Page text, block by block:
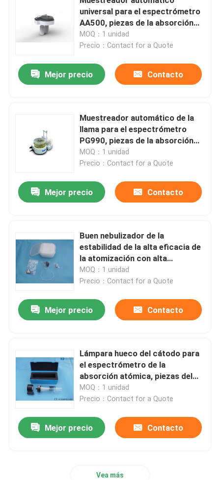
Inicio
Contactos
Espectrofotómetro de la absorción atómica
Espectrómetro de la absorción atómica de llama
universal para el espectrómetro
AA500, piezas de la absorción
atómica del espectrómetro de la
absorción atómica
MOQ：1 unidad
Precio：Contact for a Quote
Mejor precio Contacto
Muestreador automático de la
llama para el espectrómetro
PG990, piezas de la absorción
atómica del espectrómetro de la
absorción atómica
MOQ：1 unidad
Precio：Contact for a Quote
Mejor precio Contacto
Buen nebulizador de la
estabilidad de la alta eficacia de
la atomización con alta
resistencia al ácido
MOQ：1 unidad
Precio：Contact for a Quote
Mejor precio Contacto
Lámpara hueco del cátodo para
el espectrómetro de la
absorción atómica, piezas del
espectrómetro de la absorción
atómica
MOQ：1 unidad
Precio：Contact for a Quote
Mejor precio Contacto
Vea más